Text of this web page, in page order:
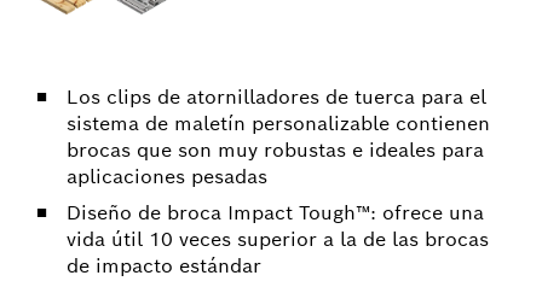
Los clips de atornilladores de tuerca para el
sistema de maletín personalizable contienen
brocas que son muy robustas e ideales para
aplicaciones pesadas
Diseño de broca Impact Tough™: ofrece una
vida útil 10 veces superior a la de las brocas
de impacto estándar